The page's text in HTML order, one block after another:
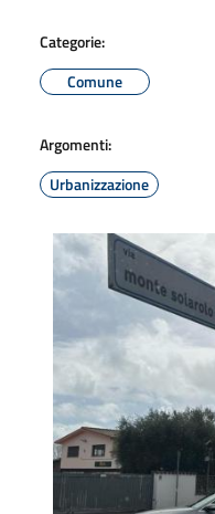
Categorie:
Comune
Argomenti:
Urbanizzazione